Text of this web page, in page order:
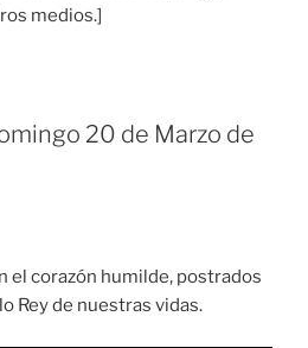
medios.]
20 de Marzo de
el corazón humilde, postrados
Rey de nuestras vidas.